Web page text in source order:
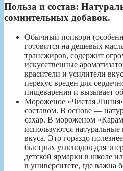
Польза и состав:
сомнительных добавок.
Обычный попкорн
готовится на дешевых
трансжиров, содержит
искусственные
красители и усилители
перекус вреден для
пищеварения и вызывает
Мороженое «Чистая
составом. В основе —
сахар. В мороженом
используются
вкуса. Это гораздо
быстрых углеводов для
детской ярмарки в школе
в университете, где важна